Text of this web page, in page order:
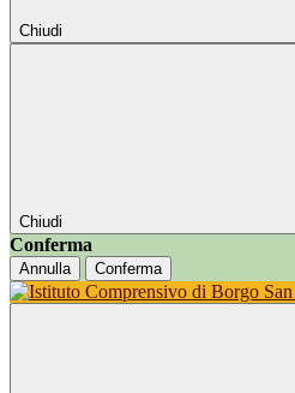
Chiudi
Chiudi
Conferma
Annulla Conferma